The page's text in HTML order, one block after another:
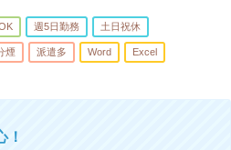
週5日勤務 土日祝休
煙 派遣多 Word Excel
！